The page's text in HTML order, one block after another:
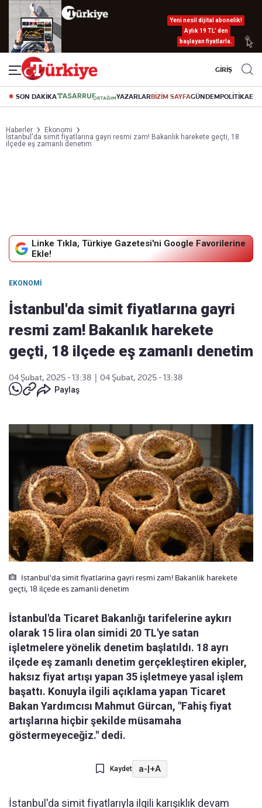
Yeni nesil dijital abonelik!
Aylık 19 TL’ den
başlayan fiyatlarla.
GİRİŞ
SON DAKİKA YAZARLARBİZİM SAYFAGÜNDEMPOLİTİKA
Haberler
Ekonomi
İstanbul'da simit fiyatlarına gayri resmi zam! Bakanlık harekete geçti, 18
ilçede eş zamanlı denetim
Linke Tıkla, Türkiye Gazetesi'ni Google Favorilerine
Ekle!
EKONOMI
İstanbul'da simit fiyatlarına gayri
resmi zam! Bakanlık harekete
geçti, 18 ilçede eş zamanlı denetim
04 Şubat, 2025 - 13:38
04 Şubat, 2025 - 13:38
Paylaş
Istanbul'da simit fiyatlarina gayri resmi zam! Bakanlik harekete
geçti, 18 ilçede es zamanli denetim
İstanbul'da Ticaret Bakanlığı tarifelerine aykırı
olarak 15 lira olan simidi 20 TL'ye satan
işletmelere yönelik denetim başlatıldı. 18 ayrı
ilçede eş zamanlı denetim gerçekleştiren ekipler,
haksız fiyat artışı yapan 35 işletmeye yasal işlem
başattı. Konuyla ilgili açıklama yapan Ticaret
Bakan Yardımcısı Mahmut Gürcan, "Fahiş fiyat
artışlarına hiçbir şekilde müsamaha
göstermeyeceğiz." dedi.
Kaydet a-|+A
İstanbul'da simit fiyatlarıyla ilgili karışıklık devam